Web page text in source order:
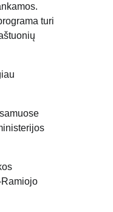
turi